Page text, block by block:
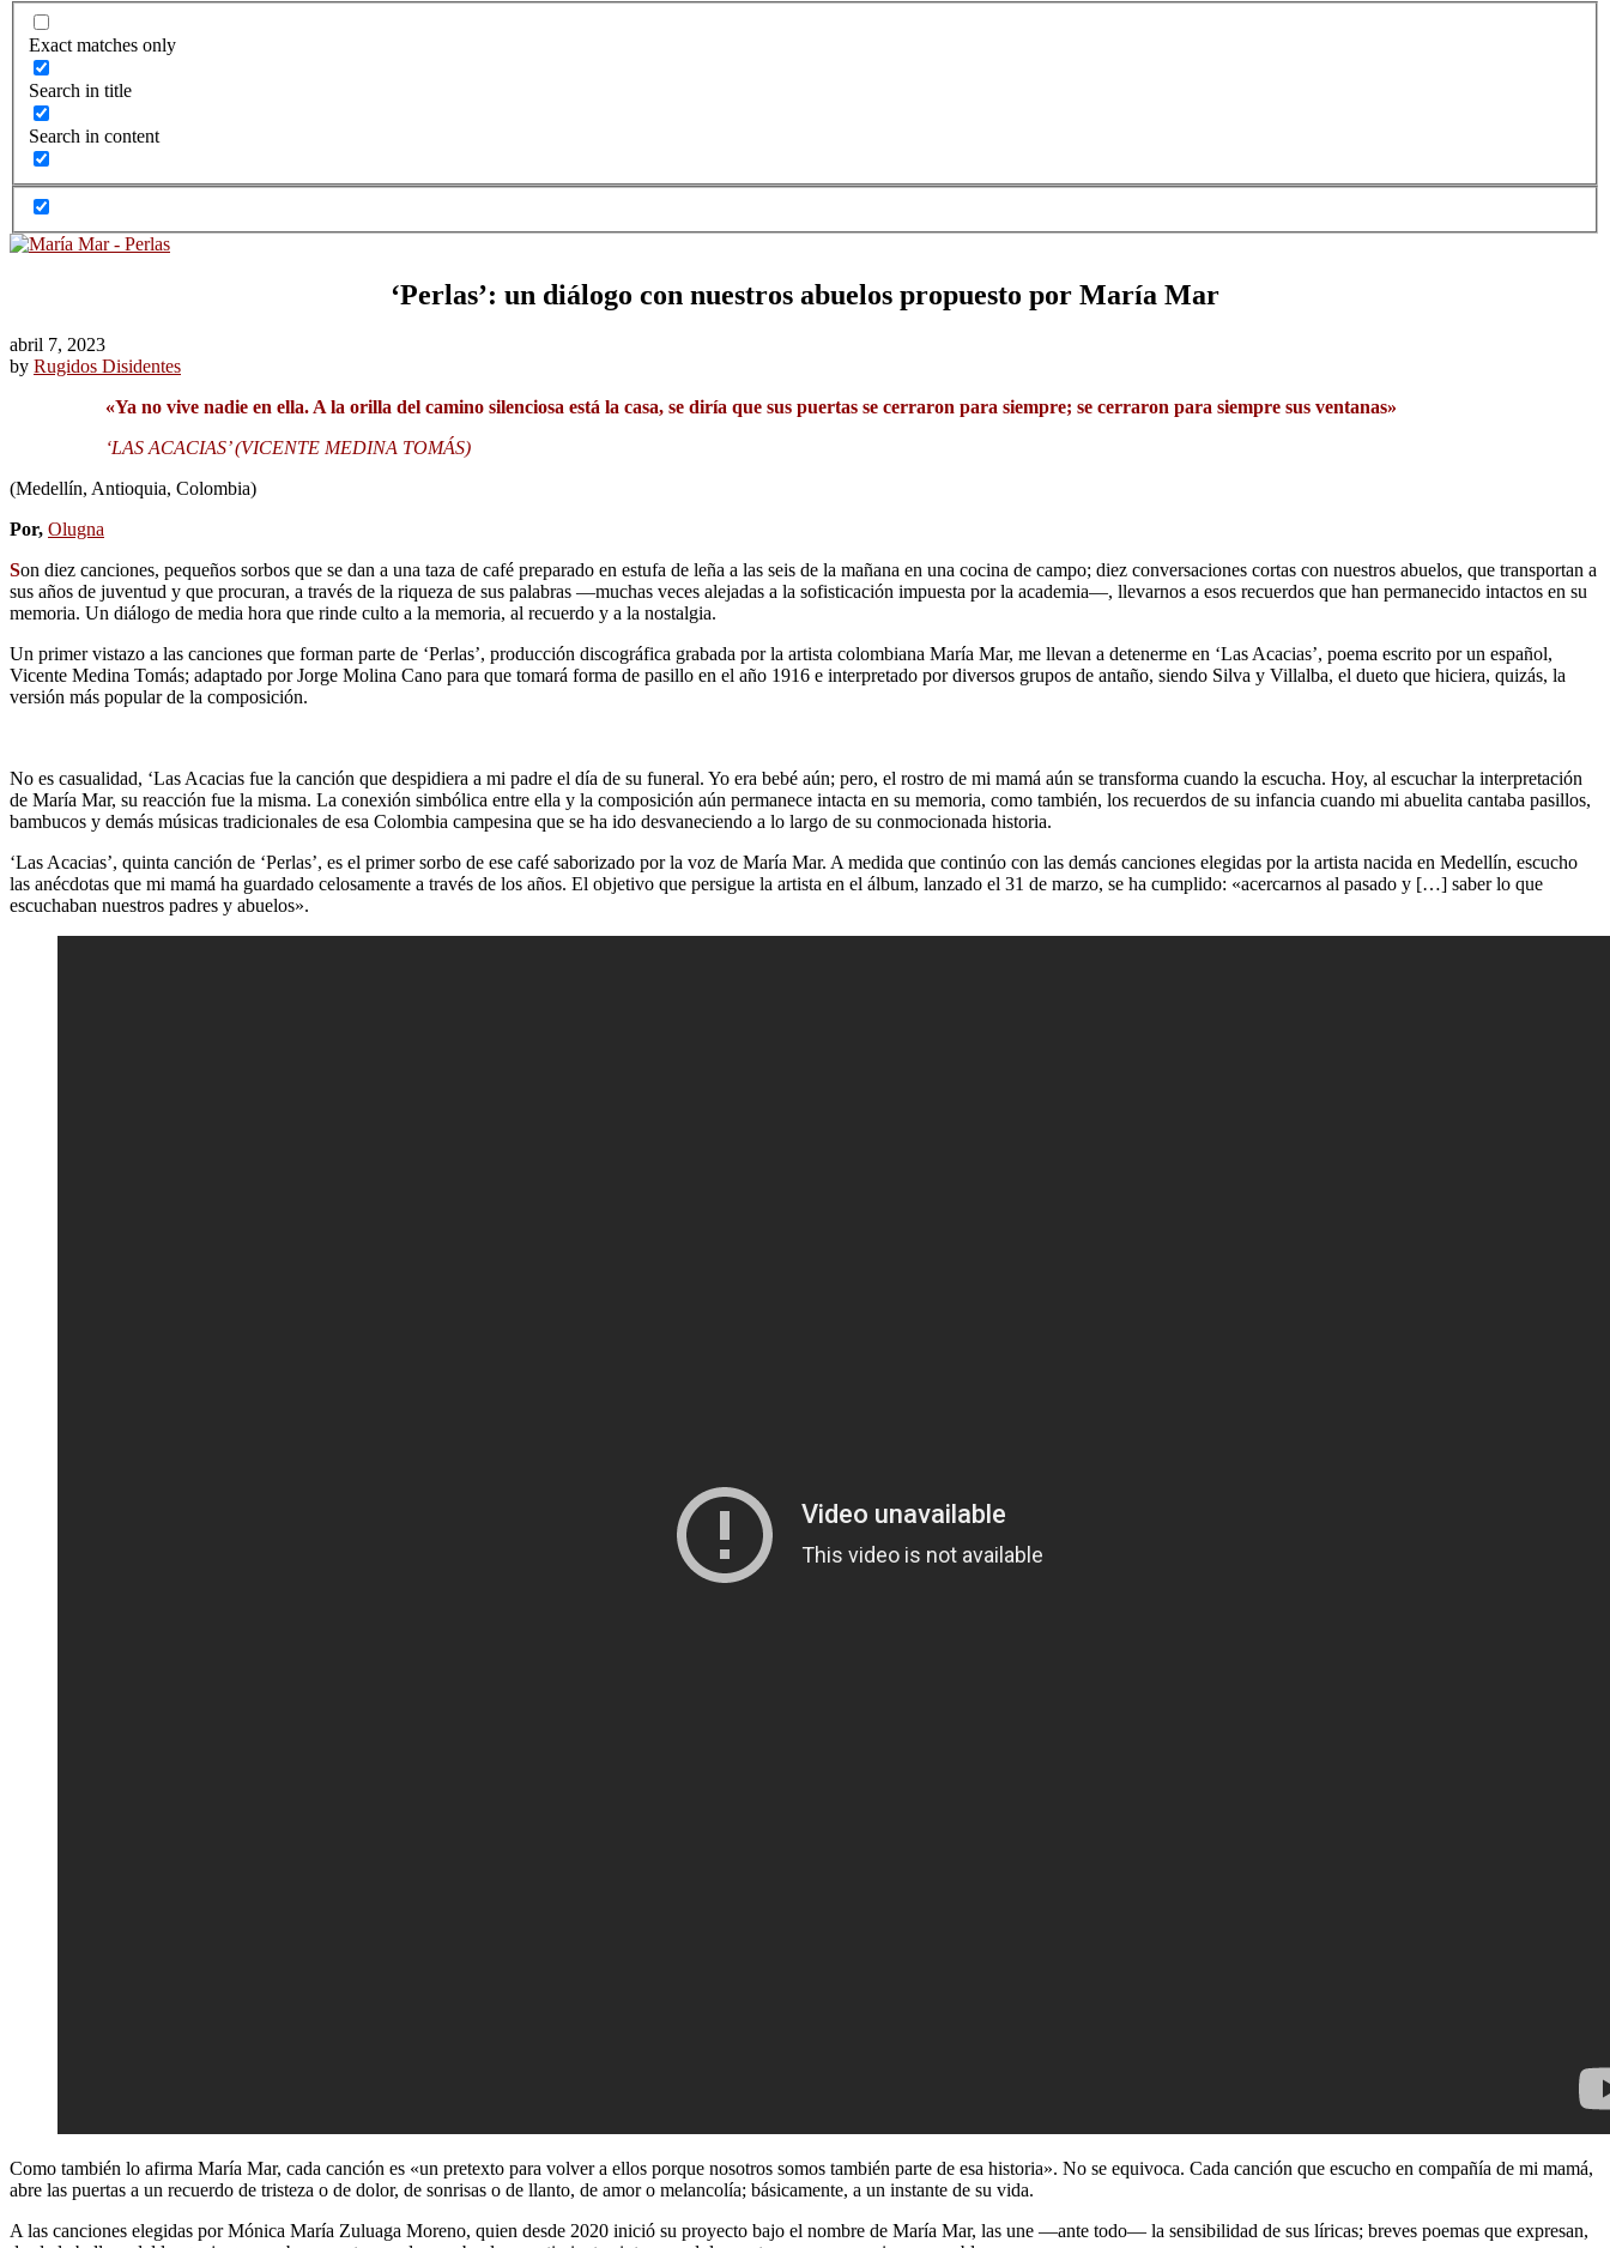
Exact matches only
Search in title
Search in content
‘Perlas’: un diálogo con nuestros abuelos propuesto por María Mar
abril 7, 2023
by Rugidos Disidentes
«Ya no vive nadie en ella. A la orilla del camino silenciosa está la casa, se diría que sus puertas se cerraron para siempre; se cerraron para siempre sus ventanas»
‘LAS ACACIAS’ (VICENTE MEDINA TOMÁS)
(Medellín, Antioquia, Colombia)
Por, Olugna
Son diez canciones, pequeños sorbos que se dan a una taza de café preparado en estufa de leña a las seis de la mañana en una cocina de campo; diez conversaciones cortas con nuestros abuelos, que transportan a
sus años de juventud y que procuran, a través de la riqueza de sus palabras ―muchas veces alejadas a la sofisticación impuesta por la academia―, llevarnos a esos recuerdos que han permanecido intactos en su
memoria. Un diálogo de media hora que rinde culto a la memoria, al recuerdo y a la nostalgia.
Un primer vistazo a las canciones que forman parte de ‘Perlas’, producción discográfica grabada por la artista colombiana María Mar, me llevan a detenerme en ‘Las Acacias’, poema escrito por un español,
Vicente Medina Tomás; adaptado por Jorge Molina Cano para que tomará forma de pasillo en el año 1916 e interpretado por diversos grupos de antaño, siendo Silva y Villalba, el dueto que hiciera, quizás, la
versión más popular de la composición.
No es casualidad, ‘Las Acacias fue la canción que despidiera a mi padre el día de su funeral. Yo era bebé aún; pero, el rostro de mi mamá aún se transforma cuando la escucha. Hoy, al escuchar la interpretación
de María Mar, su reacción fue la misma. La conexión simbólica entre ella y la composición aún permanece intacta en su memoria, como también, los recuerdos de su infancia cuando mi abuelita cantaba pasillos,
bambucos y demás músicas tradicionales de esa Colombia campesina que se ha ido desvaneciendo a lo largo de su conmocionada historia.
‘Las Acacias’, quinta canción de ‘Perlas’, es el primer sorbo de ese café saborizado por la voz de María Mar. A medida que continúo con las demás canciones elegidas por la artista nacida en Medellín, escucho
las anécdotas que mi mamá ha guardado celosamente a través de los años. El objetivo que persigue la artista en el álbum, lanzado el 31 de marzo, se ha cumplido: «acercarnos al pasado y […] saber lo que
escuchaban nuestros padres y abuelos».
Como también lo afirma María Mar, cada canción es «un pretexto para volver a ellos porque nosotros somos también parte de esa historia». No se equivoca. Cada canción que escucho en compañía de mi mamá,
abre las puertas a un recuerdo de tristeza o de dolor, de sonrisas o de llanto, de amor o melancolía; básicamente, a un instante de su vida.
A las canciones elegidas por Mónica María Zuluaga Moreno, quien desde 2020 inició su proyecto bajo el nombre de María Mar, las une ―ante todo― la sensibilidad de sus líricas; breves poemas que expresan,